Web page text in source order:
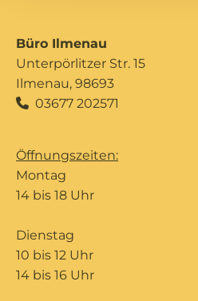
Büro Ilmenau
Unterpörlitzer Str. 15
Ilmenau, 98693
 03677 202571
Öffnungszeiten:
Montag
14 bis 18 Uhr
Dienstag
10 bis 12 Uhr
14 bis 16 Uhr